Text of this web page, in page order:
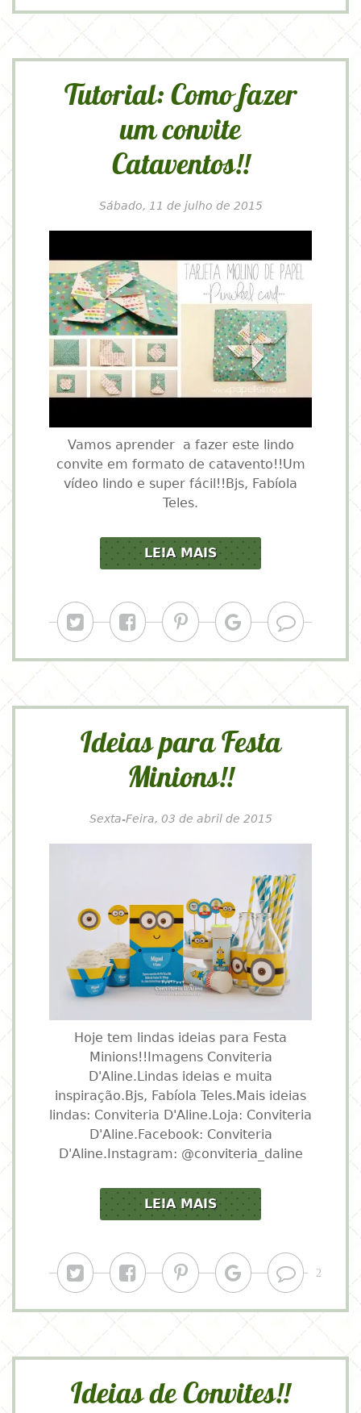
Tutorial: Como fazer
um convite
Cataventos!!
Sábado, 11 de julho de 2015
Vamos aprender a fazer este lindo
convite em formato de catavento!!Um
vídeo lindo e super fácil!!Bjs, Fabíola
Teles.
LEIA MAIS
Ideias para Festa
Minions!!
Sexta-Feira, 03 de abril de 2015
Hoje tem lindas ideias para Festa
Minions!!Imagens Conviteria
D'Aline.Lindas ideias e muita
inspiração.Bjs, Fabíola Teles.Mais ideias
lindas: Conviteria D'Aline.Loja: Conviteria
D'Aline.Facebook: Conviteria
D'Aline.Instagram: @conviteria_daline
LEIA MAIS
Ideias de Convites!!